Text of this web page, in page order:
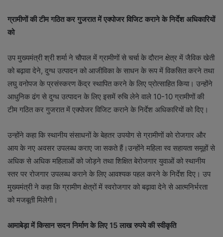
ग्रामीणों की टीम गठित कर गुजरात में एक्पोजर विजिट कराने के निर्देश अधिकारियों
को
उप मुख्यमंत्री श्री शर्मा ने चौपाल में ग्रामीणों से चर्चा के दौरान क्षेत्र में जैविक खेती
को बढ़ावा देने, दुग्ध उत्पादन को आजीविका के साधन के रूप में विकसित करने तथा
लघु वनोपज के प्रसंस्करण केंद्र स्थापित करने के लिए प्रोत्साहित किया। उन्होंने
आधुनिक ढंग से दुग्ध उत्पादन के लिए इसमें रुचि लेने वाले 10-10 ग्रामीणों की
टीम गठित कर गुजरात में एक्पोजर विजिट कराने के निर्देश अधिकारियों को दिए।
उन्होंने कहा कि स्थानीय संसाधनों के बेहतर उपयोग से ग्रामीणों को रोजगार और
आय के नए अवसर उपलब्ध कराए जा सकते हैं।उन्होंने महिला स्व सहायता समूहों से
अधिक से अधिक महिलाओं को जोड़ने तथा शिक्षित बेरोजगार युवाओं को स्थानीय
स्तर पर रोजगार उपलब्ध कराने के लिए आवश्यक पहल करने के निर्देश दिए। उप
मुख्यमंत्री ने कहा कि ग्रामीण क्षेत्रों में स्वरोजगार को बढ़ावा देने से आत्मनिर्भरता
को मजबूती मिलेगी।
आमाबेड़ा में किसान सदन निर्माण के लिए 15 लाख रुपये की स्वीकृति